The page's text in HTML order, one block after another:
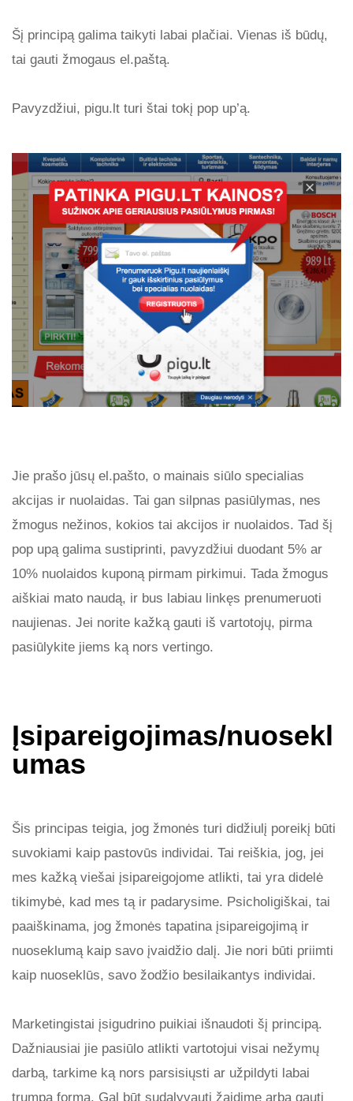
Šį principą galima taikyti labai plačiai. Vienas iš būdų,
tai gauti žmogaus el.paštą.
Pavyzdžiui, pigu.lt turi štai tokį pop up’ą.
Jie prašo jūsų el.pašto, o mainais siūlo specialias
akcijas ir nuolaidas. Tai gan silpnas pasiūlymas, nes
žmogus nežinos, kokios tai akcijos ir nuolaidos. Tad šį
pop upą galima sustiprinti, pavyzdžiui duodant 5% ar
10% nuolaidos kuponą pirmam pirkimui. Tada žmogus
aiškiai mato naudą, ir bus labiau linkęs prenumeruoti
naujienas. Jei norite kažką gauti iš vartotojų, pirma
pasiūlykite jiems ką nors vertingo.
Įsipareigojimas/nuosekl
umas
Šis principas teigia, jog žmonės turi didžiulį poreikį būti
suvokiami kaip pastovūs individai. Tai reiškia, jog, jei
mes kažką viešai įsipareigojome atlikti, tai yra didelė
tikimybė, kad mes tą ir padarysime. Psicholigiškai, tai
paaiškinama, jog žmonės tapatina įsipareigojimą ir
nuoseklumą kaip savo įvaidžio dalį. Jie nori būti priimti
kaip nuoseklūs, savo žodžio besilaikantys individai.
Marketingistai įsigudrino puikiai išnaudoti šį principą.
Dažniausiai jie pasiūlo atlikti vartotojui visai nežymų
darbą, tarkime ką nors parsisiųsti ar užpildyti labai
trumpą formą. Gal būt sudalyvauti žaidime arba gauti